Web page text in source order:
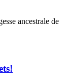
ancestrale de